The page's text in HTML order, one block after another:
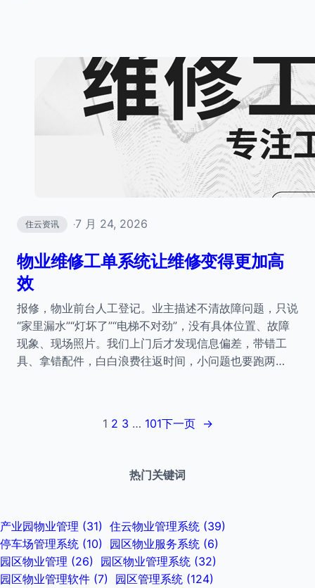
住云资讯 ·7 月 24, 2026
物业维修工单系统让维修变得更加高
效
报修，物业前台人工登记。业主描述不清故障问题，只说
“家里漏水”“灯坏了”“电梯不对劲”，没有具体位置、故障
现象、现场照片。我们上门后才发现信息偏差，带错工
具、拿错配件，白白浪费往返时间，小问题也要跑两…
1 2 3 … 101下一页 →
热门关键词
产业园物业管理 (31) 住云物业管理系统 (39)
停车场管理系统 (10) 园区物业服务系统 (6)
园区物业管理 (26) 园区物业管理系统 (32)
园区物业管理软件 (7) 园区管理系统 (124)